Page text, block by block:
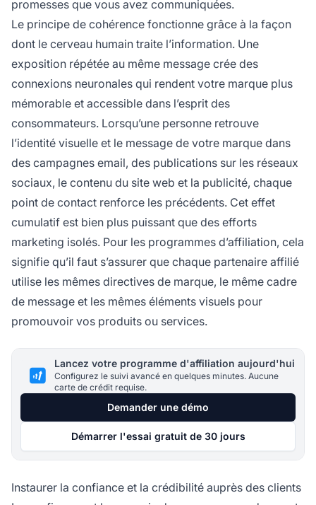
promesses que vous avez communiquées.
Le principe de cohérence fonctionne grâce à la façon
dont le cerveau humain traite l’information. Une
exposition répétée au même message crée des
connexions neuronales qui rendent votre marque plus
mémorable et accessible dans l’esprit des
consommateurs. Lorsqu’une personne retrouve
l’identité visuelle et le message de votre marque dans
des campagnes email, des publications sur les réseaux
sociaux, le contenu du site web et la publicité, chaque
point de contact renforce les précédents. Cet effet
cumulatif est bien plus puissant que des efforts
marketing isolés. Pour les programmes d’affiliation, cela
signifie qu’il faut s’assurer que chaque partenaire affilié
utilise les mêmes directives de marque, le même cadre
de message et les mêmes éléments visuels pour
promouvoir vos produits ou services.
Lancez votre programme d'affiliation aujourd'hui
Configurez le suivi avancé en quelques minutes. Aucune
carte de crédit requise.
Demander une démo
Démarrer l'essai gratuit de 30 jours
Instaurer la confiance et la crédibilité auprès des clients